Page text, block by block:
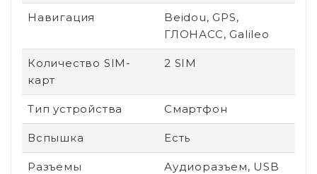
Навигация
Beidou, GPS,
ГЛОНАСС, Galileo
Количество SIM-
карт
2 SIM
Тип устройства Смартфон
Вспышка Есть
Разъемы
Аудиоразъем, USB